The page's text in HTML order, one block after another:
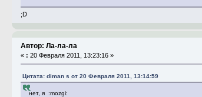
;D
Автор: Ла-ла-ла
« : 20 Февраля 2011, 13:23:16 »
Цитата: diman s от 20 Февраля 2011, 13:14:59
нет, я :mozgi: